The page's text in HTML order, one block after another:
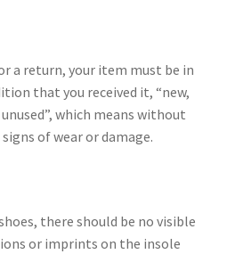
a return, your item must be in
that you received it, “new,
which means without
of wear or damage.
there should be no visible
or imprints on the insole